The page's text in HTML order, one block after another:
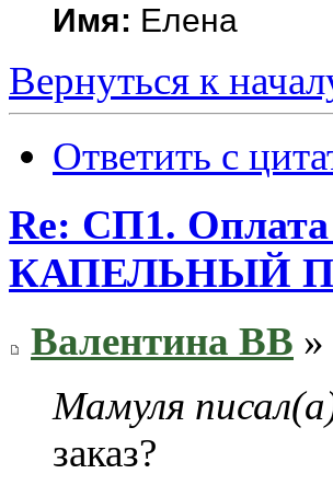
Имя: Елена
Вернуться к
Ответить с
Re: СП1.
КАПЕЛЬНЫЙ П
Валентина ВВ
Мамуля
заказ?